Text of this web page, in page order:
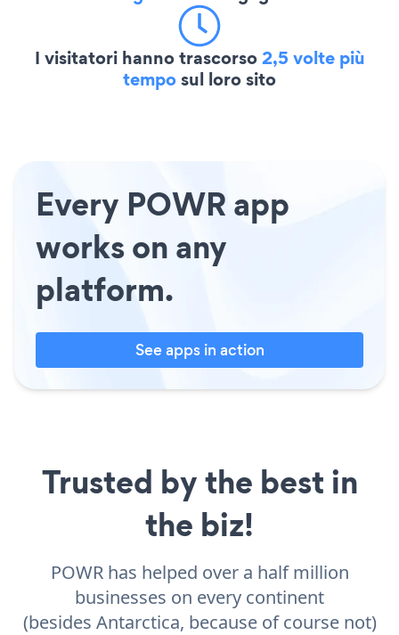
I visitatori hanno trascorso2,5 volte più
temposul loro sito
Every POWR app
works on any
platform.
See apps in action
Trusted by the best in
the biz!
POWR has helped over a half million
businesses on every continent
(besides Antarctica, because of course not)